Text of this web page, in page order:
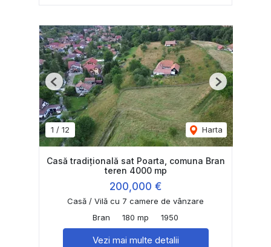
1 / 12 Harta
Previous Next
Casă tradițională sat Poarta, comuna Bran
teren 4000 mp
200,000 €
Casă / Vilă cu 7 camere de vânzare
Bran
180 mp 1950
Vezi mai multe detalii